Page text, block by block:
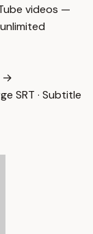
videos —
→
SRT · Subtitle